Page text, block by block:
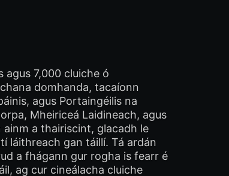
7,000 cluiche ó
domhanda, tacaíonn
agus Portaingéilis na
Mheiriceá Laidineach, agus
a thairiscint, glacadh le
láithreach gan táillí. Tá ardán
a fhágann gur rogha is fearr é
ag cur cineálacha cluiche